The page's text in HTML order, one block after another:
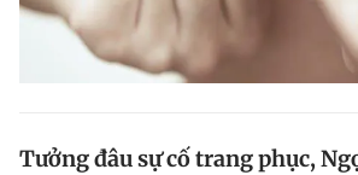
Tưởng đâu sự cố trang phục,